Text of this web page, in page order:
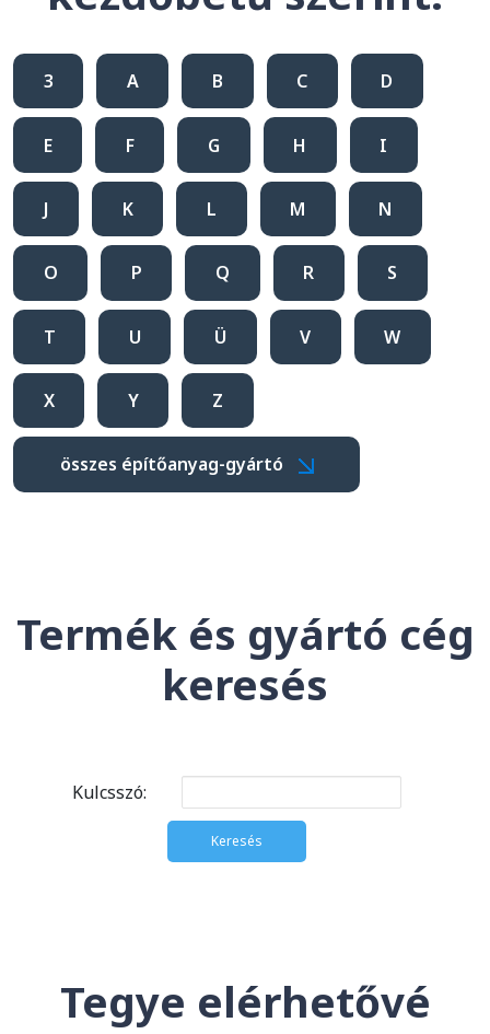
3 A B C D
E F G H I
J K L M N
O P Q R S
T U Ü V W
X Y Z
összes építőanyag-gyártó
Termék és gyártó cég
keresés
Kulcsszó:
Tegye elérhetővé